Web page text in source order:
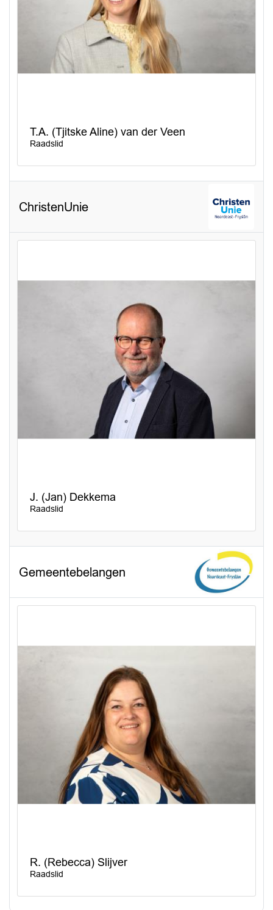
T.A. (Tjitske Aline) van der Veen
Raadslid
ChristenUnie
J. (Jan) Dekkema
Raadslid
Gemeentebelangen
R. (Rebecca) Slijver
Raadslid